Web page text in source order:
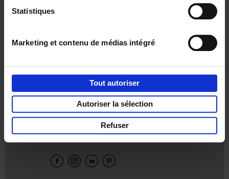
Statistiques
Marketing et contenu de médias intégré
Tout autoriser
Autoriser la sélection
Refuser
Envie de bonnes idées de lecture, de
réductions, d’actions et d’inspiration ?